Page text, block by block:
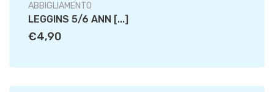
ABBIGLIAMENTO
LEGGINS 5/6 ANN [...]
€4,90